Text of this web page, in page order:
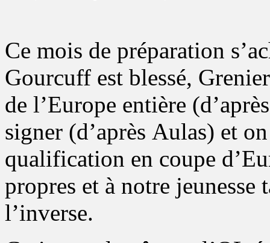
Ce mois de préparation
Gourcuff est blessé,
de l’Europe entière
signer (d’après Aulas) et
qualification en coupe
propres et à notre
l’inverse.